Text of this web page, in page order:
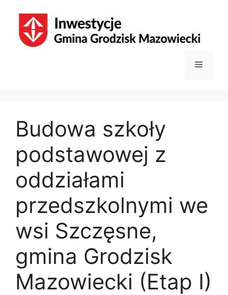
treści
Menu
Budowa szkoły
podstawowej z
oddziałami
przedszkolnymi we
wsi Szczęsne,
gmina Grodzisk
Mazowiecki (Etap I)